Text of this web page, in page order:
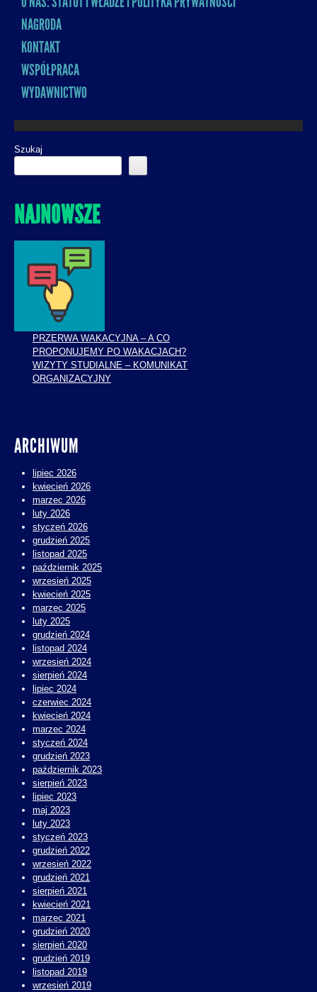
NAGRODA
KONTAKT
WSPÓŁPRACA
WYDAWNICTWO
Szukaj
NAJNOWSZE
PRZERWA WAKACYJNA – A CO
PROPONUJEMY PO WAKACJACH?
WIZYTY STUDIALNE – KOMUNIKAT
ORGANIZACYJNY
ARCHIWUM
lipiec 2026
kwiecień 2026
marzec 2026
luty 2026
styczeń 2026
grudzień 2025
listopad 2025
październik 2025
wrzesień 2025
kwiecień 2025
marzec 2025
luty 2025
grudzień 2024
listopad 2024
wrzesień 2024
sierpień 2024
lipiec 2024
czerwiec 2024
kwiecień 2024
marzec 2024
styczeń 2024
grudzień 2023
październik 2023
sierpień 2023
lipiec 2023
maj 2023
luty 2023
styczeń 2023
grudzień 2022
wrzesień 2022
grudzień 2021
sierpień 2021
kwiecień 2021
marzec 2021
grudzień 2020
sierpień 2020
grudzień 2019
listopad 2019
wrzesień 2019